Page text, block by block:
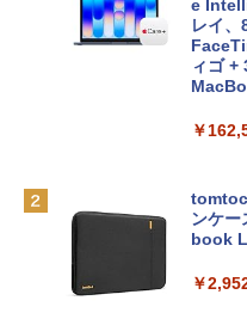
e
レイ
ィゴ
￥
tomtoc
ンケ
book
￥